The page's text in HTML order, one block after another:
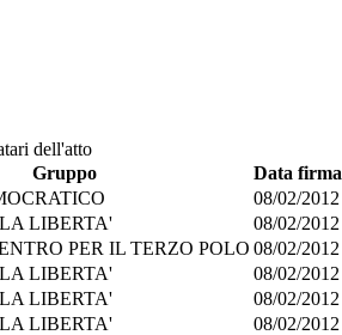
dell'atto
Gruppo
Data firma
08/02/2012
LIBERTA'
08/02/2012
PER IL TERZO POLO 08/02/2012
LIBERTA'
08/02/2012
LIBERTA'
08/02/2012
LIBERTA'
08/02/2012